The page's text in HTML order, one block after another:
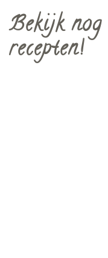
Bekijk nog
recepten!